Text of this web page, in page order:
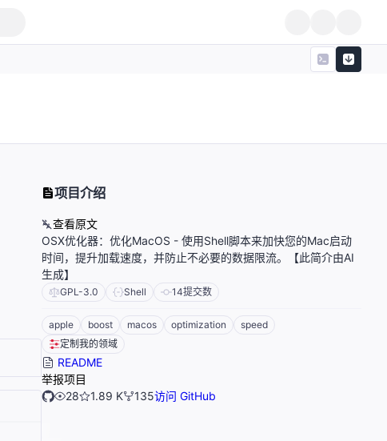
项目介绍
查看原文
OSX优化器：优化MacOS - 使用Shell脚本来加快您的Mac启动
时间，提升加载速度，并防止不必要的数据限流。【此简介由AI
生成】
GPL-3.0 Shell 14提交数
apple boost macos optimization
speed
定制我的领域
README
举报项目
28
1.89 K 135访问 GitHub